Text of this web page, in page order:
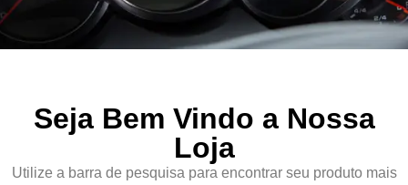
Seja Bem Vindo a Nossa
Loja
Utilize a barra de pesquisa para encontrar seu produto mais